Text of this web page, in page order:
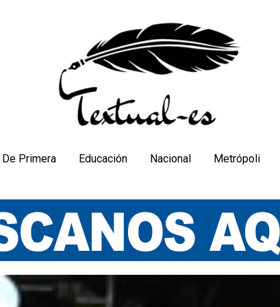
De Primera Educación Nacional Metrópoli